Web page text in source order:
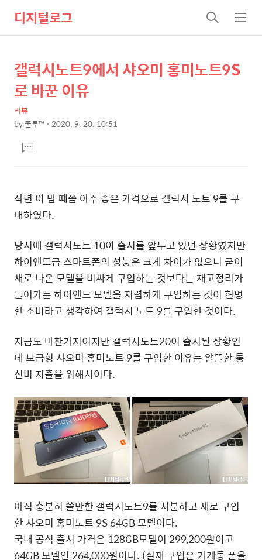
디지털로그
검
색
메
뉴
상
세
컨
텐
본
문
제
목
갤럭시노트9에서 샤오미 홍미노트9S
로 바꾼 이유
리뷰
by줄루™ 2020. 9. 20. 10:51
문댓
글
작년 이 맘 때쯤 아주 좋은 가격으로 갤럭시 노트 9를 구
매하였다.
당시에 갤럭시노트 10이 출시를 앞두고 있던 상황였지만
하이엔드급 스마트폰의 성능은 크게 차이가 없으니 굳이
새로 나온 모델을 비싸게 구입하는 것보다는 재고정리가
들어가는 하이엔드 모델을 저렴하게 구입하는 것이 현명
한 소비라고 생각하여 갤럭시 노트 9를 구입한 것이다.
지금도 마찬가지이지만 갤럭시노트20이 출시된 상황인
데 보급형 샤오미 홍미노트 9를 구입한 이유는 알뜰한 통
신비 지출을 위해서이다.
아직 충분히 쓸만한 갤럭시노트9를 처분하고 새로 구입
한 샤오미 홍미노트 9S 64GB 모델이다.
국내 공식 출시 가격은 128GB모델이 299,200원이고
64GB 모델인 264,000원이다. (실제 구입은 가개통 폰을